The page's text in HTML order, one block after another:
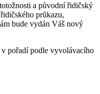
a původní řidičský
průkazu,
bude vydán Váš nový
pořadí podle vyvolávacího